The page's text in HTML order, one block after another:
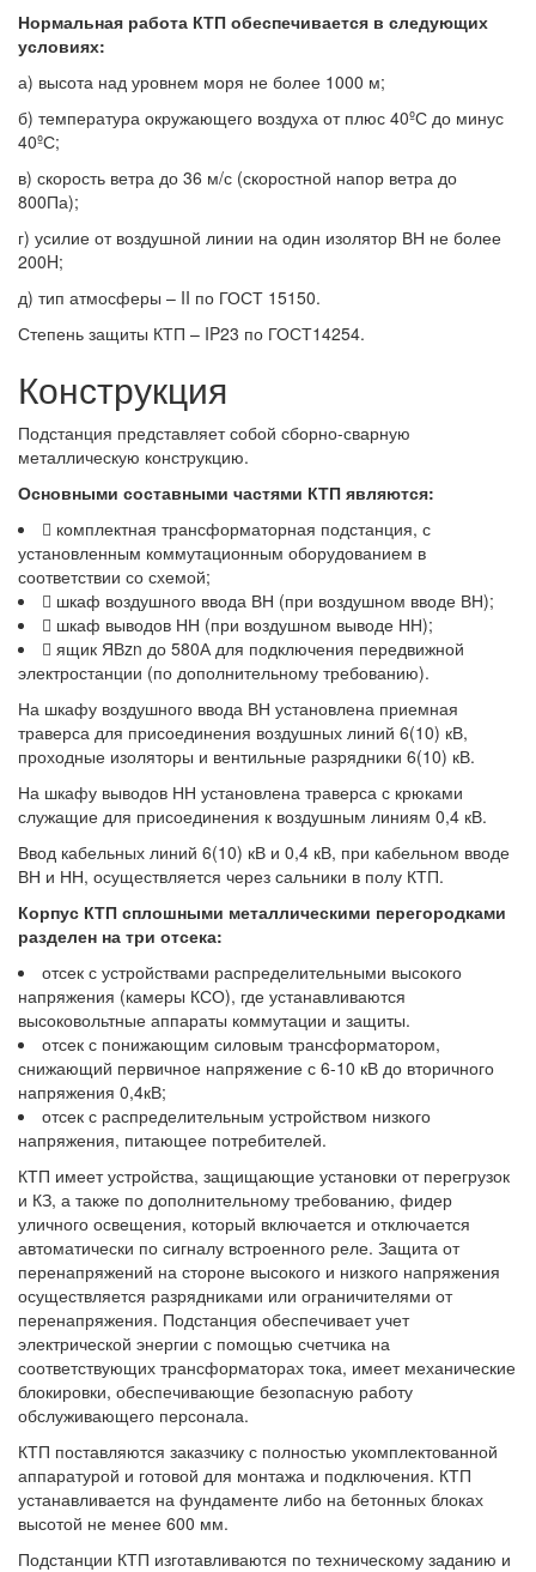
Нормальная работа КТП обеспечивается в следующих
условиях:
а) высота над уровнем моря не более 1000 м;
б) температура окружающего воздуха от плюс 40ºС до минус
40ºС;
в) скорость ветра до 36 м/с (скоростной напор ветра до
800Па);
г) усилие от воздушной линии на один изолятор ВН не более
200H;
д) тип атмосферы – II по ГОСТ 15150.
Степень защиты КТП – IP23 по ГОСТ14254.
Конструкция
Подстанция представляет собой сборно-сварную
металлическую конструкцию.
Основными составными частями КТП являются:
 комплектная трансформаторная подстанция, с
установленным коммутационным оборудованием в
соответствии со схемой;
 шкаф воздушного ввода ВН (при воздушном вводе ВН);
 шкаф выводов НН (при воздушном выводе НН);
 ящик ЯВzn до 580А для подключения передвижной
электростанции (по дополнительному требованию).
На шкафу воздушного ввода ВН установлена приемная
траверса для присоединения воздушных линий 6(10) кВ,
проходные изоляторы и вентильные разрядники 6(10) кВ.
На шкафу выводов НН установлена траверса с крюками
служащие для присоединения к воздушным линиям 0,4 кВ.
Ввод кабельных линий 6(10) кВ и 0,4 кВ, при кабельном вводе
ВН и НН, осуществляется через сальники в полу КТП.
Корпус КТП сплошными металлическими перегородками
разделен на три отсека:
отсек с устройствами распределительными высокого
напряжения (камеры КСО), где устанавливаются
высоковольтные аппараты коммутации и защиты.
отсек с понижающим силовым трансформатором,
снижающий первичное напряжение с 6-10 кВ до вторичного
напряжения 0,4кВ;
отсек с распределительным устройством низкого
напряжения, питающее потребителей.
КТП имеет устройства, защищающие установки от перегрузок
и КЗ, а также по дополнительному требованию, фидер
уличного освещения, который включается и отключается
автоматически по сигналу встроенного реле. Защита от
перенапряжений на стороне высокого и низкого напряжения
осуществляется разрядниками или ограничителями от
перенапряжения. Подстанция обеспечивает учет
электрической энергии с помощью счетчика на
соответствующих трансформаторах тока, имеет механические
блокировки, обеспечивающие безопасную работу
обслуживающего персонала.
КТП поставляются заказчику с полностью укомплектованной
аппаратурой и готовой для монтажа и подключения. КТП
устанавливается на фундаменте либо на бетонных блоках
высотой не менее 600 мм.
Подстанции КТП изготавливаются по техническому заданию и